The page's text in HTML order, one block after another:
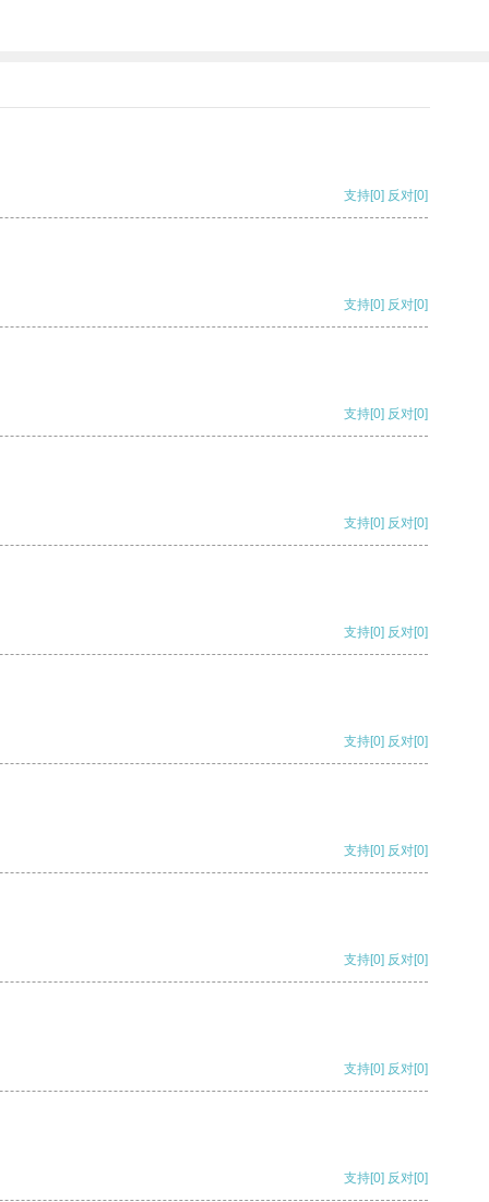
支持[0] 反对[0]
支持[0] 反对[0]
支持[0] 反对[0]
支持[0] 反对[0]
支持[0] 反对[0]
支持[0] 反对[0]
支持[0] 反对[0]
支持[0] 反对[0]
支持[0] 反对[0]
支持[0] 反对[0]